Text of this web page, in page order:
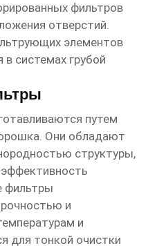
фильтров
отверстий.
элементов
в системах грубой
путем
Они обладают
структуры,
фильтры
и
и
для тонкой очистки